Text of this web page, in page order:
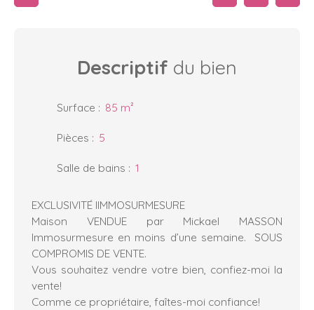
Descriptif du bien
Surface : 85 m²
Pièces : 5
Salle de bains : 1
EXCLUSIVITÉ IIMMOSURMESURE
Maison VENDUE par Mickael MASSON
Immosurmesure en moins d’une semaine. SOUS
COMPROMIS DE VENTE.
Vous souhaitez vendre votre bien, confiez-moi la
vente!
Comme ce propriétaire, faîtes-moi confiance!